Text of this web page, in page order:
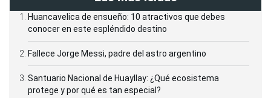
Huancavelica de ensueño: 10 atractivos que debes
conocer en este espléndido destino
Fallece Jorge Messi, padre del astro argentino
Santuario Nacional de Huayllay: ¿Qué ecosistema
protege y por qué es tan especial?